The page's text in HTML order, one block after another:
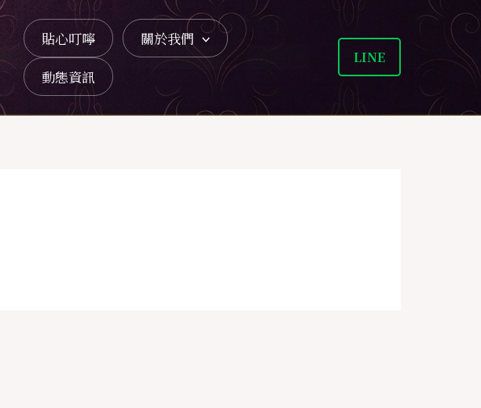
貼心叮嚀
關於我們
動態資訊
LINE